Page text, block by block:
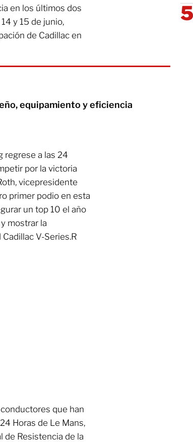
en los últimos dos
y 15 de junio,
de Cadillac en
equipamiento y eficiencia
regrese a las 24
por la victoria
vicepresidente
primer podio en esta
un top 10 el año
mostrar la
V-Series.R
que han
Horas de Le Mans,
de Resistencia de la